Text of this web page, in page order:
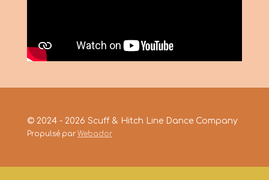
© 2024 - 2026 Scuff & Hitch Line Dance Company
Propulsé par Webador